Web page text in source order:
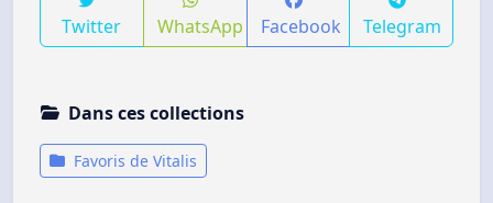
Twitter WhatsApp Facebook Telegram
Dans ces collections
Favoris de Vitalis